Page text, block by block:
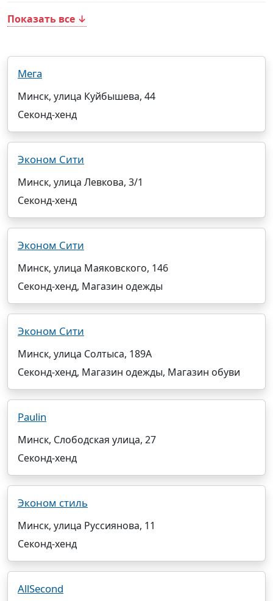
Показать все ↓
Мега
Минск, улица Куйбышева, 44
Секонд-хенд
Эконом Сити
Минск, улица Левкова, 3/1
Секонд-хенд
Эконом Сити
Минск, улица Маяковского, 146
Секонд-хенд, Магазин одежды
Эконом Сити
Минск, улица Солтыса, 189А
Секонд-хенд, Магазин одежды, Магазин обуви
Paulin
Минск, Слободская улица, 27
Секонд-хенд
Эконом стиль
Минск, улица Руссиянова, 11
Секонд-хенд
AllSecond